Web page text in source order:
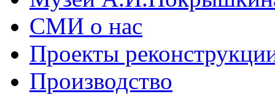
СМИ о нас
Проекты
Производство